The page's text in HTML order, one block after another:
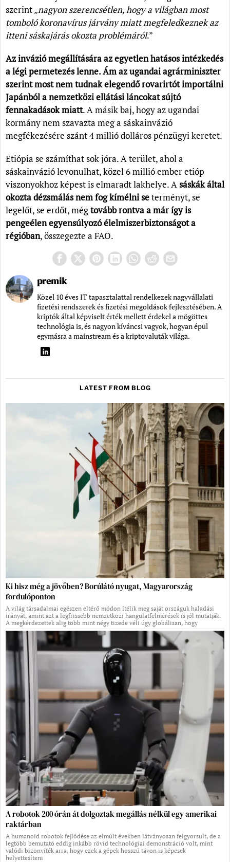
szerint „nagyon szerencsétlen, hogy a világban most
tomboló koronavírus járvány miatt megfeledkeznek az
itteni sáskajárás okozta problémáról.”
Az invázió megállítására az egyetlen hatásos intézkedés
a légi permetezés lenne. Ám az ugandai agrárminiszter
szerint most nem tudnak elegendő rovarirtót importálni
Japánból a nemzetközi ellátási láncokat sújtó
fennakadások miatt. A másik baj, hogy az ugandai
kormány nem szavazta meg a sáskainvázió
megfékezésére szánt 4 millió dolláros pénzügyi keretet.
Etiópia se számíthat sok jóra. A terület, ahol a
sáskainvázió levonulhat, közel 6 millió ember etióp
viszonyokhoz képest is elmaradt lakhelye. Asáskák által
okozta dézsmálás nem fog kímélni seterményt, se
legelőt, se erdőt, mégtovább rontva a már így is
pengeélen egyensúlyozó élelmiszerbiztonságot a
régióban, összegezte a FAO.
premik
Közel 10 éves IT tapasztalattal rendelkezek nagyvállalati
fizetési rendszerek és fizetési megoldások fejlesztésében. A
kriptók által képviselt érték mellett érdekel a mögöttes
technológia is, és nagyon kíváncsi vagyok, hogyan épül
egymásra a mainstream és a kriptovaluták világa.
LATEST FROM BLOG
Ki hisz még a jövőben? Borúlátó nyugat, Magyarország
fordulóponton
A világ társadalmai egészen eltérő módon ítélik meg saját országuk haladási
irányát, amint azt a legfrissebb nemzetközi hangulatfelmérések is jól mutatják.
A megkérdezettek alig több mint négy tizede véli úgy globálisan, hogy
A robotok 200 órán át dolgoztak megállás nélkül egy amerikai
raktárban
A humanoid robotok fejlődése az elmúlt években látványosan felgyorsult, de a
legtöbb bemutató eddig inkább rövid technológiai demonstráció volt, mint
valódi bizonyíték arra, hogy ezek a gépek hosszú távon is képesek
helyettesíteni